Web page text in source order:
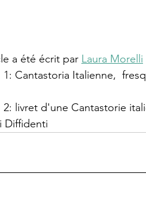
a été écrit par Laura Morelli
1: Cantastoria Italienne,
2: livret d'une Cantastorie
Diffidenti